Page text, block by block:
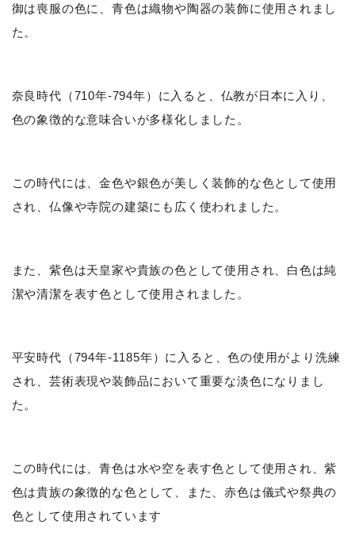
御は喪服の色に、青色は織物や陶器の装飾に使用されまし
た。
奈良時代（710年-794年）に入ると、仏教が日本に入り、
色の象徴的な意味合いが多様化しました。
この時代には、金色や銀色が美しく装飾的な色として使用
され、仏像や寺院の建築にも広く使われました。
また、紫色は天皇家や貴族の色として使用され、白色は純
潔や清潔を表す色として使用されました。
平安時代（794年-1185年）に入ると、色の使用がより洗練
され、芸術表現や装飾品において重要な淡色になりまし
た。
この時代には、青色は水や空を表す色として使用され、紫
色は貴族の象徴的な色として、また、赤色は儀式や祭典の
色として使用されています